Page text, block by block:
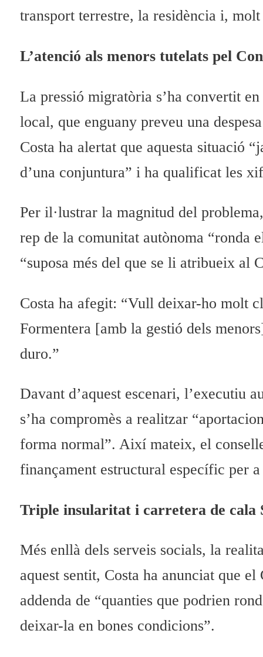
transport terrestre, la residència i,
L’atenció als menors tutelats pel
La pressió migratòria s’ha convertit
local, que enguany preveu una
Costa ha alertat que aquesta situació
d’una conjuntura” i ha qualificat les
Per il·lustrar la magnitud del
rep de la comunitat autònoma “ronda
“suposa més del que se li atribueix al
Costa ha afegit: “Vull deixar-ho molt
Formentera [amb la gestió dels
duro.”
Davant d’aquest escenari, l’executiu
s’ha compromès a realitzar
forma normal”. Així mateix, el
finançament estructural específic per
Triple insularitat i carretera de cala
Més enllà dels serveis socials, la
aquest sentit, Costa ha anunciat que
addenda de “quanties que podrien
deixar-la en bones condicions”.